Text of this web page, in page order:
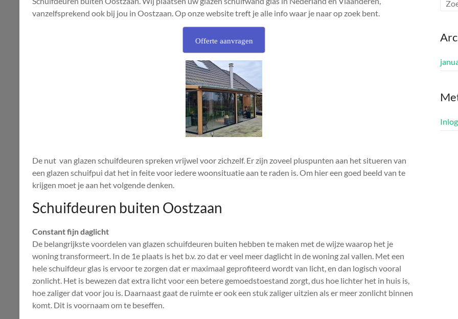
vanzelfsprekend ook bij jou in Oostzaan. Op onze website treft je alle info waar je naar op zoek bent.
Offerte aanvragen
De nut van glazen schuifdeuren spreken vrijwel voor zichzelf. Er zijn zoveel pluspunten aan het situeren van
een glazen schuifpui dat het in feite voor iedere woonsituatie aan te raden is. Om hier een goed beeld van te
krijgen moet je aan het volgende denken.
Schuifdeuren buiten Oostzaan
Constant fijn daglicht
De belangrijkste voordelen van glazen schuifdeuren buiten hebben te maken met de wijze waarop het je
woning transformeert. In de 1e plaats is het b.v. zo dat er veel meer daglicht in de woning zal vallen. Met een
hele schuifdeur glas is ervoor te zorgen dat er maximaal geprofiteerd wordt van licht, en dan logisch vooral
zonlicht. Het is bewezen dat extra licht voor een betere gemoedstoestand zorgt, dus hoe lichter het in huis is,
hoe zaliger dat voor jou is. Daarnaast gaat de ruimte er ook een stuk zaliger uitzien als er meer zonlicht binnen
komt. Dit is voornaam om te beseffen.